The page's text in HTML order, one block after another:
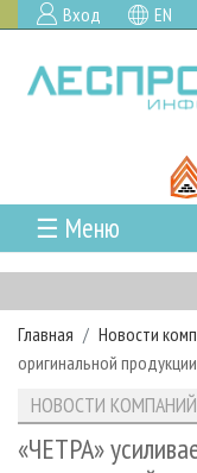
Вход EN
☰ Меню
ГЛАВНАЯ
РУБРИКИ И ТЕМЫ
РУБРИКИ
ЛЕСНОЕ ХОЗЯЙСТВО
ЛЕСОЗАГОТОВКА
НОВОСТИ
КАЛЕНДАРЬ
НОВОСТИ ЛПК
ПРОЕКТЫ ЛПИ
АНАЛИТИКА
АРХИВ
Главная Новости
оригинальной продукции
НОВОСТИ КОМПАНИЙ
«ЧЕТРА»